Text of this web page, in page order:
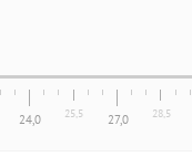
24,0 25,5 27,0 28,5